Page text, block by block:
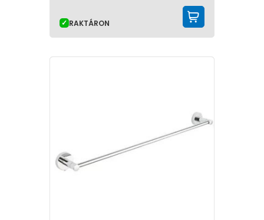
RAKTÁRON